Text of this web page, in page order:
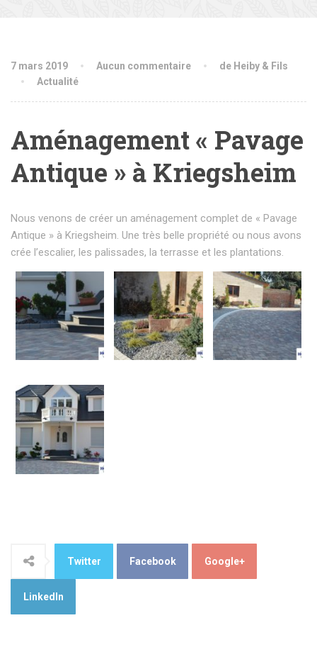
7 mars 2019 Aucun commentaire
de Heiby & Fils
Actualité
Aménagement « Pavage
Antique » à Kriegsheim
Nous venons de créer un aménagement complet de « Pavage
Antique » à Kriegsheim. Une très belle propriété ou nous avons
crée l’escalier, les palissades, la terrasse et les plantations.
Twitter Facebook Google+
LinkedIn